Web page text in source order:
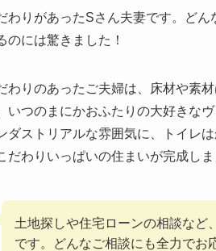
わりがあったSさん夫妻です。ど
のには驚きました！
わりのあったご夫婦は、床材や素
いつのまにかおふたりの大好きな
ダストリアルな雰囲気に、トイレ
だわりいっぱいの住まいが完成しま
土地探しや住宅ローンの相談など
です。どんなご相談にも全力でお